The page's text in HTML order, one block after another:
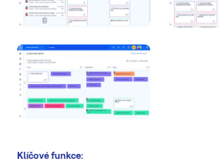
Klíčové funkce: